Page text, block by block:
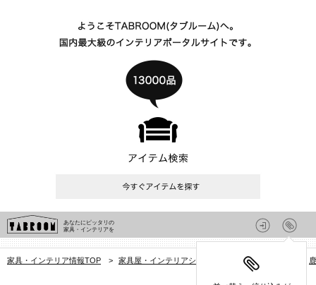
あなたにピッタリの
家具・インテリアを
家具・インテリア情報TOP > 家具屋・インテリアショップを探す >